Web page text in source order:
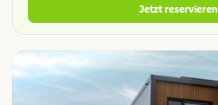
Jetzt reservieren